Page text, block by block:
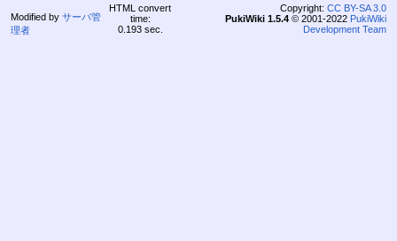
Modified by サーバ管
理者
HTML convert
time:
0.193 sec.
Copyright: CC BY-SA 3.0
PukiWiki 1.5.4© 2001-2022 PukiWiki
Development Team